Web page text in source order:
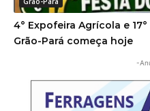
Grão-Pará
4° Expofeira Agrícola e
Grão-Pará começa hoje
-